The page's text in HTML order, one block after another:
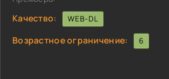
Качество: WEB-DL
Возрастное ограничение: 6